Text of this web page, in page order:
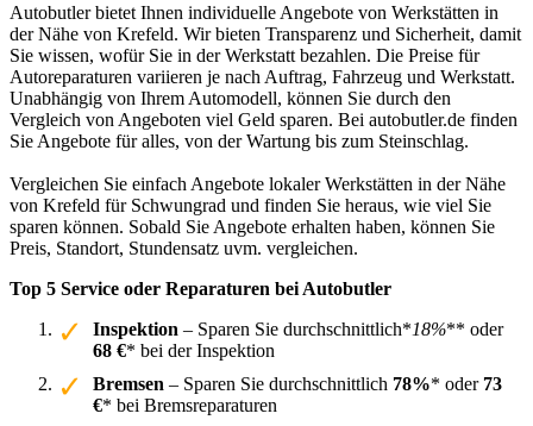
Autobutler bietet Ihnen individuelle Angebote von Werkstätten in
der Nähe von Krefeld. Wir bieten Transparenz und Sicherheit, damit
Sie wissen, wofür Sie in der Werkstatt bezahlen. Die Preise für
Autoreparaturen variieren je nach Auftrag, Fahrzeug und Werkstatt.
Unabhängig von Ihrem Automodell, können Sie durch den
Vergleich von Angeboten viel Geld sparen. Bei autobutler.de finden
Sie Angebote für alles, von der Wartung bis zum Steinschlag.
Vergleichen Sie einfach Angebote lokaler Werkstätten in der Nähe
von Krefeld für Schwungrad und finden Sie heraus, wie viel Sie
sparen können. Sobald Sie Angebote erhalten haben, können Sie
Preis, Standort, Stundensatz uvm. vergleichen.
Top 5 Service oder Reparaturen bei Autobutler
Inspektion – Sparen Sie durchschnittlich*18%** oder
68 €* bei der Inspektion
Bremsen – Sparen Sie durchschnittlich 78%* oder 73
€* bei Bremsreparaturen